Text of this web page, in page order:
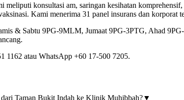
meliputi konsultasi am, saringan kesihatan
Kami menerima 31 panel insurans dan
& Sabtu 9PG-9MLM, Jumaat 9PG-3PTG, Ahad
1162 atau WhatsApp +60 17-500 7205.
dari Taman Bukit Indah ke Klinik Muhibbah?▼